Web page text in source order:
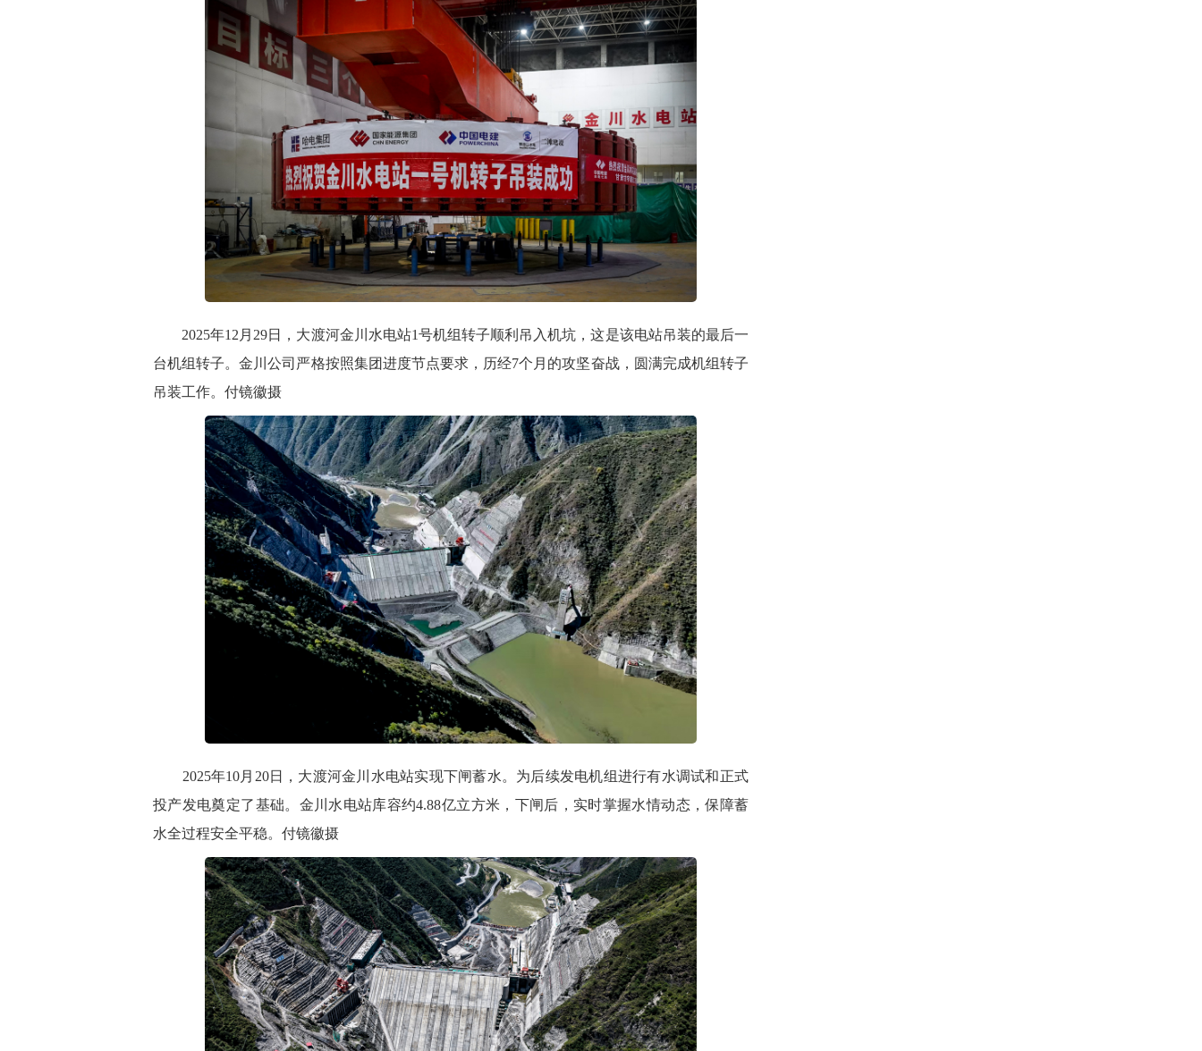
2025年12月29日，大渡河金川水电站1号机组转子顺利吊入机坑，这是该电站吊装的最后一
台机组转子。金川公司严格按照集团进度节点要求，历经7个月的攻坚奋战，圆满完成机组转子
吊装工作。付镜徽摄
2025年10月20日，大渡河金川水电站实现下闸蓄水。为后续发电机组进行有水调试和正式
投产发电奠定了基础。金川水电站库容约4.88亿立方米，下闸后，实时掌握水情动态，保障蓄
水全过程安全平稳。付镜徽摄